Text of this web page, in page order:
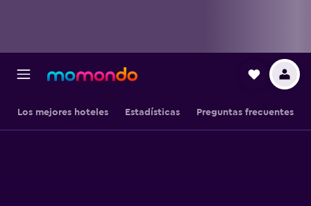
Los mejores hoteles Estadísticas Preguntas frecuentes